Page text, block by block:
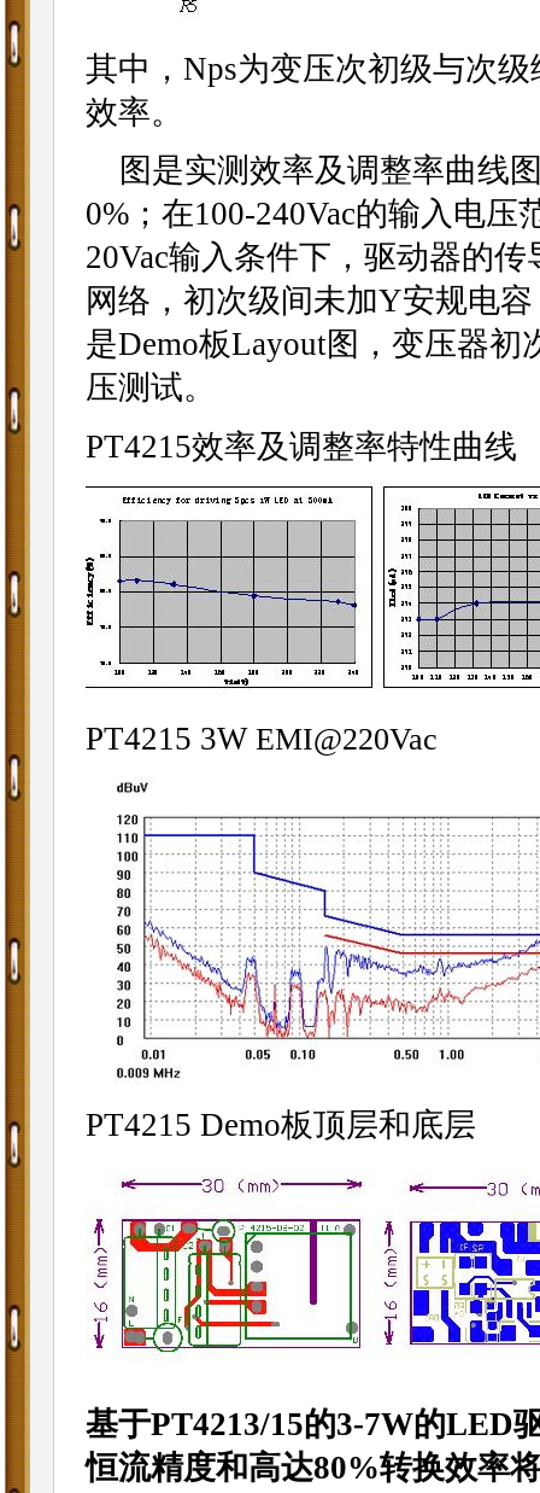
其中，Nps为变压次初级与次
效率。
图是实测效率及调整率曲线
0%；在100-240Vac的输入电
20Vac输入条件下，驱动器的
网络，初次级间未加Y安规电
是Demo板Layout图，变压器
压测试。
PT4215效率及调整率特性曲线
PT4215 3W EMI@220Vac
PT4215 Demo板顶层和底层
基于PT4213/15的3-7W的LED
恒流精度和高达80%转换效率